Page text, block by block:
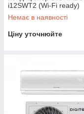
i12SWT2 (Wi-Fi ready)
Немає в наявності
Ціну уточнюйте